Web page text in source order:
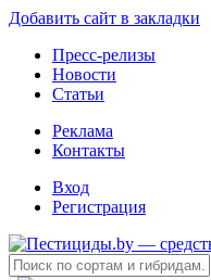
Добавить сайт в закладки
Пресс-релизы
Новости
Статьи
Реклама
Контакты
Вход
Регистрация